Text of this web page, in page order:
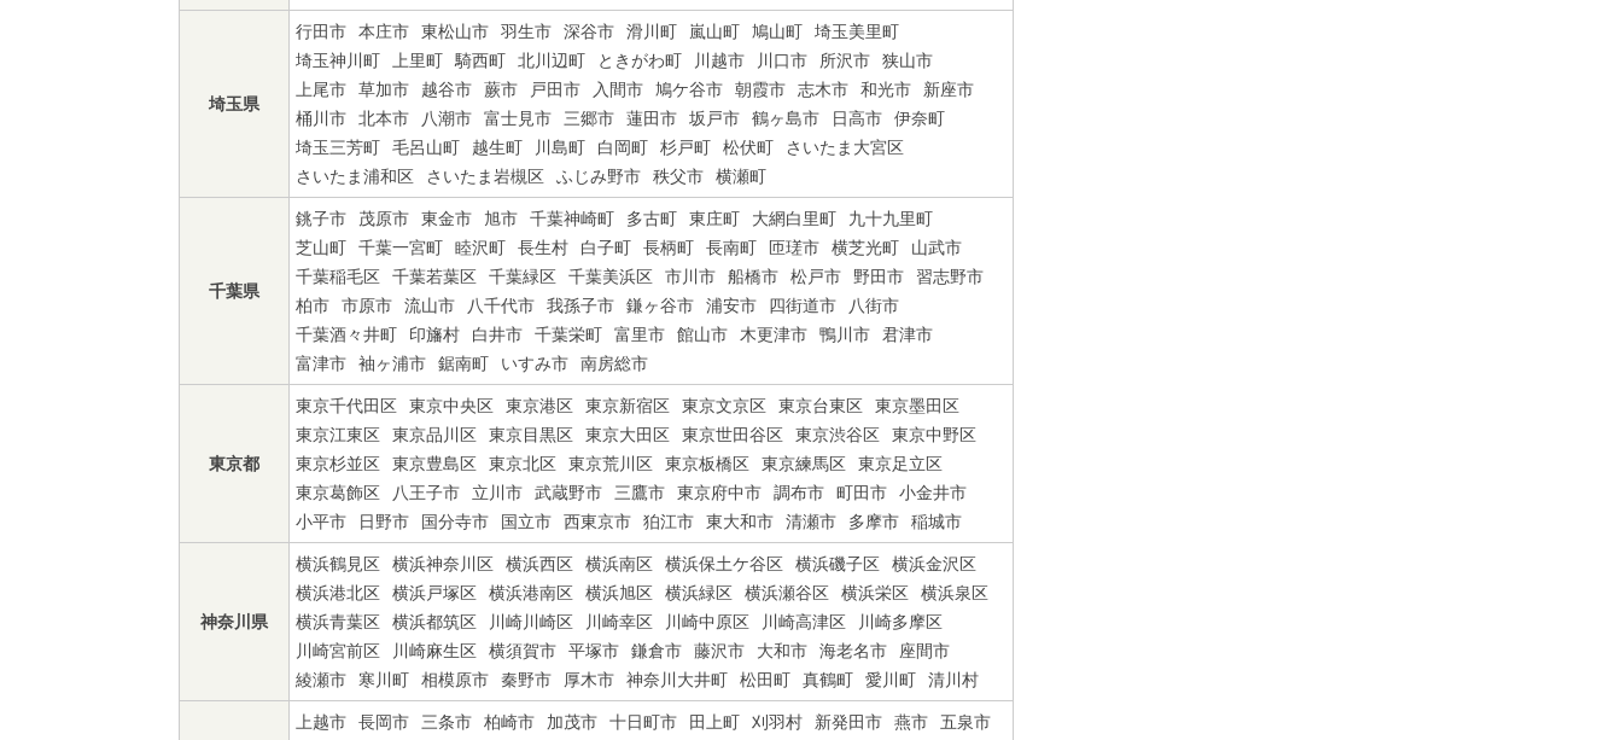
埼玉県
行田市 本庄市 東松山市 羽生市 深谷市 滑川町 嵐山町 鳩山町
埼玉美里町
埼玉神川町
上里町 騎西町 北川辺町 ときがわ町 川越市 川口市 所沢市
狭山市
上尾市
草加市 越谷市 蕨市 戸田市 入間市 鳩ケ谷市 朝霞市 志木市 和光市
新座市
桶川市
北本市 八潮市 富士見市 三郷市 蓮田市 坂戸市 鶴ヶ島市 日高市
伊奈町
埼玉三芳町
毛呂山町 越生町 川島町 白岡町 杉戸町 松伏町
さいたま大宮区
さいたま浦和区
さいたま岩槻区 ふじみ野市 秩父市 横瀬町
千葉県
銚子市 茂原市 東金市 旭市 千葉神崎町 多古町 東庄町 大網白里町
九十九里町
芝山町
千葉一宮町 睦沢町 長生村 白子町 長柄町 長南町 匝瑳市 横芝光町
山武市
千葉稲毛区
千葉若葉区 千葉緑区 千葉美浜区 市川市 船橋市 松戸市 野田市
習志野市
柏市
市原市 流山市 八千代市 我孫子市 鎌ヶ谷市 浦安市 四街道市
八街市
千葉酒々井町
印旛村 白井市 千葉栄町 富里市 館山市 木更津市 鴨川市
君津市
富津市
袖ヶ浦市 鋸南町 いすみ市 南房総市
東京都
東京千代田区 東京中央区 東京港区 東京新宿区 東京文京区 東京台東区
東京墨田区
東京江東区
東京品川区 東京目黒区 東京大田区 東京世田谷区 東京渋谷区
東京中野区
東京杉並区
東京豊島区 東京北区 東京荒川区 東京板橋区 東京練馬区
東京足立区
東京葛飾区
八王子市 立川市 武蔵野市 三鷹市 東京府中市 調布市 町田市
小金井市
小平市
日野市 国分寺市 国立市 西東京市 狛江市 東大和市 清瀬市 多摩市 稲城市
神奈川県
横浜鶴見区 横浜神奈川区 横浜西区 横浜南区 横浜保土ケ谷区 横浜磯子区
横浜金沢区
横浜港北区
横浜戸塚区 横浜港南区 横浜旭区 横浜緑区 横浜瀬谷区 横浜栄区
横浜泉区
横浜青葉区
横浜都筑区 川崎川崎区 川崎幸区 川崎中原区 川崎高津区
川崎多摩区
川崎宮前区
川崎麻生区 横須賀市 平塚市 鎌倉市 藤沢市 大和市 海老名市
座間市
綾瀬市
寒川町 相模原市 秦野市 厚木市 神奈川大井町 松田町 真鶴町 愛川町 清川村
上越市 長岡市 三条市 柏崎市 加茂市 十日町市 田上町 刈羽村 新発田市 燕市 五泉市